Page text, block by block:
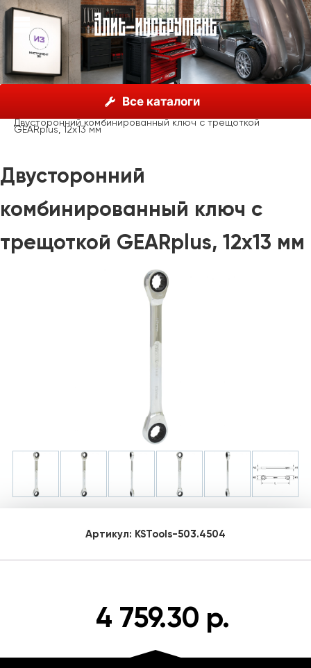
Все каталоги
KSTools, Германия
Ручные инструменты
прочие
Двусторонний комбинированный ключ с трещоткой
GEARplus, 12x13 мм
Двусторонний
комбинированный ключ с
трещоткой GEARplus, 12x13 мм
Артикул: KSTools-503.4504
4 759.30 р.